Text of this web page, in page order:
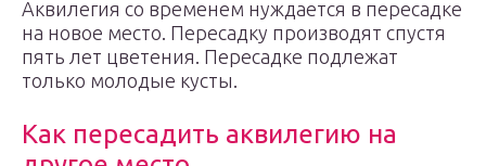
Аквилегия со временем нуждается в пересадке
на новое место. Пересадку производят спустя
пять лет цветения. Пересадке подлежат
только молодые кусты.
Как пересадить аквилегию на